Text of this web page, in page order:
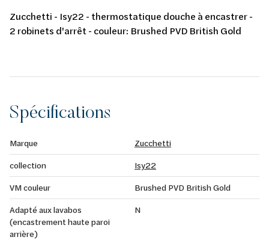
Zucchetti - Isy22 - thermostatique douche à encastrer -
2 robinets d'arrêt - couleur: Brushed PVD British Gold
Spécifications
Marque
Zucchetti
collection
Isy22
VM couleur
Brushed PVD British Gold
Adapté aux lavabos
(encastrement haute paroi
arrière)
N